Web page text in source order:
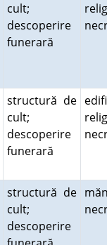
cult;
descoperire
funerară
structură de
cult;
descoperire
funerară
structură de
cult;
descoperire